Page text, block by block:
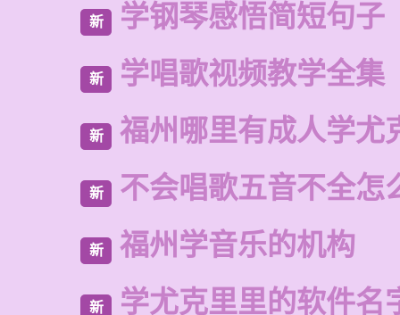
新 学钢琴感悟简短句子
新 学唱歌视频教学全集
新 福州哪里有成人学尤
新 不会唱歌五音不全怎
新 福州学音乐的机构
新 学尤克里里的软件名